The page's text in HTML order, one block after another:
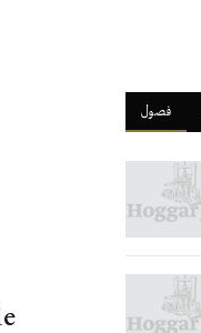
فصول